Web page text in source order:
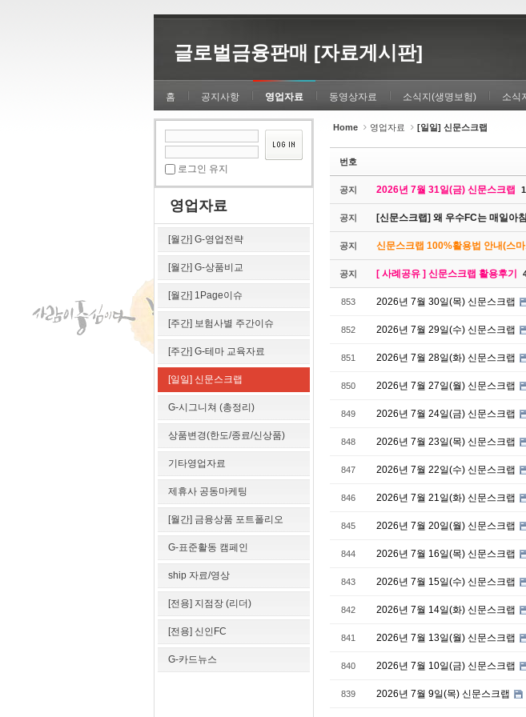
글로벌금융판매 [자료게시판]
홈 공지사항 영업자료 동영상자료 소식지(생명보험) 소식
로그인 유지
영업자료
[월간] G-영업전략
[월간] G-상품비교
[월간] 1Page이슈
[주간] 보험사별 주간이슈
[주간] G-테마 교육자료
[일일] 신문스크랩
G-시그니쳐 (총정리)
상품변경(한도/종료/신상품)
기타영업자료
제휴사 공동마케팅
[월간] 금융상품 포트폴리오
G-표준활동 캠페인
ship 자료/영상
[전용] 지점장 (리더)
[전용] 신인FC
G-카드뉴스
Home 영업자료 [일일] 신문스크랩
번호
공지 2026년 7월 31일(금) 신문스크랩 1
공지 [신문스크랩] 왜 우수FC는 매일아
공지 신문스크랩 100%활용법 안내(스
공지 [ 사례공유 ] 신문스크랩 활용후기
853 2026년 7월 30일(목) 신문스크랩
852 2026년 7월 29일(수) 신문스크랩
851 2026년 7월 28일(화) 신문스크랩
850 2026년 7월 27일(월) 신문스크랩
849 2026년 7월 24일(금) 신문스크랩
848 2026년 7월 23일(목) 신문스크랩
847 2026년 7월 22일(수) 신문스크랩
846 2026년 7월 21일(화) 신문스크랩
845 2026년 7월 20일(월) 신문스크랩
844 2026년 7월 16일(목) 신문스크랩
843 2026년 7월 15일(수) 신문스크랩
842 2026년 7월 14일(화) 신문스크랩
841 2026년 7월 13일(월) 신문스크랩
840 2026년 7월 10일(금) 신문스크랩
839 2026년 7월 9일(목) 신문스크랩
Sketchbook5, 스케치북5
Sketchbook5, 스케치북5
Sketchbook5, 스케치북5
Sketchbook5, 스케치북5